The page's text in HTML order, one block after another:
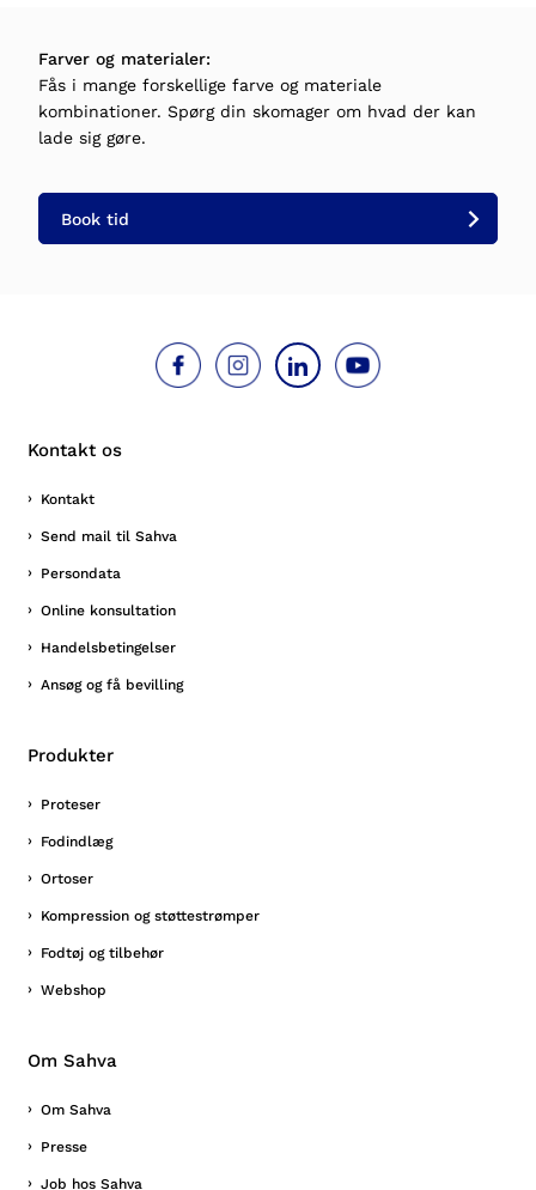
Farver og materialer:
Fås i mange forskellige farve og materiale
kombinationer. Spørg din skomager om hvad der kan
lade sig gøre.
Book tid
Kontakt os
Kontakt
Send mail til Sahva
Persondata
Online konsultation
Handelsbetingelser
Ansøg og få bevilling
Produkter
Proteser
Fodindlæg
Ortoser
Kompression og støttestrømper
Fodtøj og tilbehør
Webshop
Om Sahva
Om Sahva
Presse
Job hos Sahva